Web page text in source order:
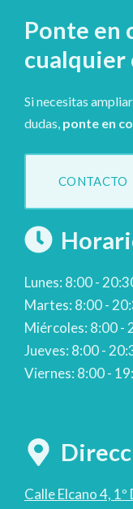
Ponte en
cualquier
Si necesitas
dudas, ponte en
CONTACTO
Lunes: 8:00 -
Martes: 8:00 -
Miércoles: 8:00 -
Jueves: 8:00 -
Viernes: 8:00 -
Calle Elcano 4, 1º